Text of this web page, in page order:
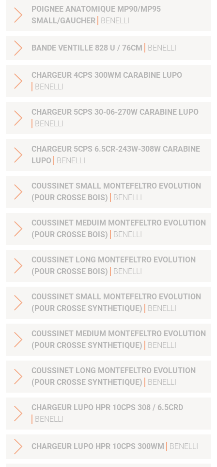
POIGNEE ANATOMIQUE MP90/MP95
SMALL/GAUCHER
BENELLI
BANDE VENTILLE 828 U / 76CM BENELLI
CHARGEUR 4CPS 300WM CARABINE LUPO
BENELLI
CHARGEUR 5CPS 30-06-270W CARABINE LUPO
BENELLI
CHARGEUR 5CPS 6.5CR-243W-308W CARABINE
LUPO
BENELLI
COUSSINET SMALL MONTEFELTRO EVOLUTION
(POUR CROSSE BOIS)
BENELLI
COUSSINET MEDUIM MONTEFELTRO EVOLUTION
(POUR CROSSE BOIS)
BENELLI
COUSSINET LONG MONTEFELTRO EVOLUTION
(POUR CROSSE BOIS)
BENELLI
COUSSINET SMALL MONTEFELTRO EVOLUTION
(POUR CROSSE SYNTHETIQUE)
BENELLI
COUSSINET MEDIUM MONTEFELTRO EVOLUTION
(POUR CROSSE SYNTHETIQUE)
BENELLI
COUSSINET LONG MONTEFELTRO EVOLUTION
(POUR CROSSE SYNTHETIQUE)
BENELLI
CHARGEUR LUPO HPR 10CPS 308 / 6.5CRD
BENELLI
CHARGEUR LUPO HPR 10CPS 300WM BENELLI